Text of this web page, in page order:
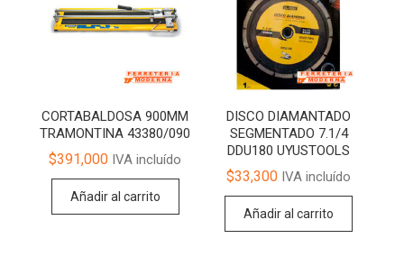
CORTABALDOSA 900MM
TRAMONTINA 43380/090
$391,000 IVA incluído
Añadir al carrito
DISCO DIAMANTADO
SEGMENTADO 7.1/4
DDU180 UYUSTOOLS
$33,300 IVA incluído
Añadir al carrito